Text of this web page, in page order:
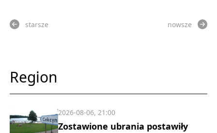
starsze nowsze
Region
Zostawione ubrania postawiły
2026-08-06, 21:00